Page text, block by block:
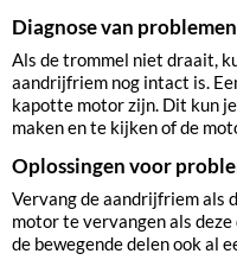
Diagnose van
Als de trommel niet draait,
aandrijfriem nog intact is.
kapotte motor zijn. Dit kun
maken en te kijken of de
Oplossingen voor
Vervang de aandrijfriem als
motor te vervangen als
de bewegende delen ook al